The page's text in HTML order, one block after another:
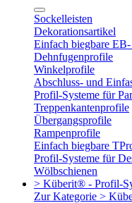
Sockelleisten
Dekorationsartikel
Einfach biegbare
Dehnfugenprofile
Winkelprofile
Abschluss- und
Profil-Systeme für
Treppenkantenprofile
Übergangsprofile
Rampenprofile
Einfach biegbare
Profil-Systeme für
Wölbschienen
> Küberit® - Profil-
Zur Kategorie >